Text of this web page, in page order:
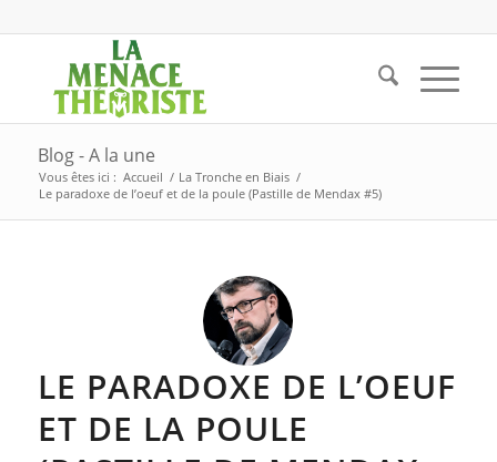
Blog - A la une
Vous êtes ici : Accueil / La Tronche en Biais /
Le paradoxe de l’oeuf et de la poule (Pastille de Mendax #5)
LE PARADOXE DE L’OEUF
ET DE LA POULE